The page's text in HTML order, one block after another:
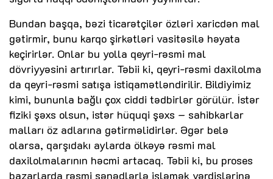
Bundan başqa, bəzi ticarətçilər özləri xaricdən mal
gətirmir, bunu karqo şirkətləri vasitəsilə həyata
keçirirlər. Onlar bu yolla qeyri-rəsmi mal
dövriyyəsini artırırlar. Təbii ki, qeyri-rəsmi daxilolma
da qeyri-rəsmi satışa istiqamətləndirilir. Bildiyimiz
kimi, bununla bağlı çox ciddi tədbirlər görülür. İstər
fiziki şəxs olsun, istər hüquqi şəxs – sahibkarlar
malları öz adlarına gətirməlidirlər. Əgər belə
olarsa, qarşıdakı aylarda ölkəyə rəsmi mal
daxilolmalarının həcmi artacaq. Təbii ki, bu proses
bazarlarda rəsmi sənədlərlə işləmək vərdişlərinə